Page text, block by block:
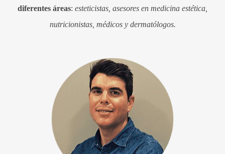
diferentes áreas: esteticistas, asesores en medicina estética,
nutricionistas, médicos y dermatólogos.